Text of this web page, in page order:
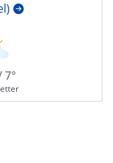
7°